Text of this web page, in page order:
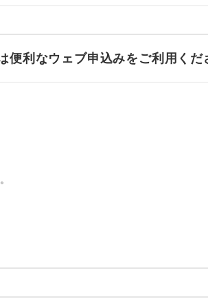
便利なウェブ申込みをご利用くだ
するホテルを指定したコースです。